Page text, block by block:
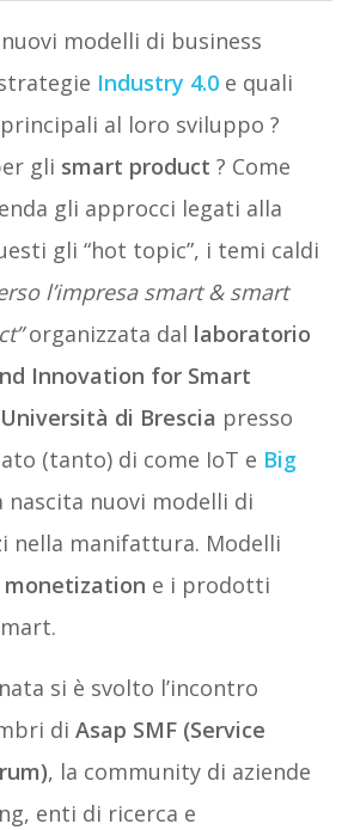
modelli di business
Industry 4.0e quali
al loro sviluppo ?
gli smart product ? Come
gli approcci legati alla
gli “hot topic”, i temi caldi
l’impresa smart & smart
organizzata dal laboratorio
Innovation for Smart
di Brescia presso
(tanto) di come IoT e Big
nascita nuovi modelli di
nella manifattura. Modelli
e i prodotti
si è svolto l’incontro
di Asap SMF (Service
, la community di aziende
enti di ricerca e